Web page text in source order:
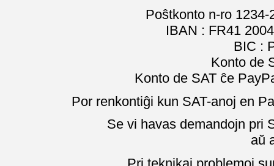
Poŝtkonto n-ro
IBAN : FR41
BIC :
Konto de
Konto de SAT ĉe
Por renkontiĝi kun SAT-anoj en
Se vi havas demandojn pri
aŭ